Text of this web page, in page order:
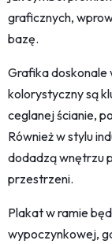
graficznych,
bazę.
Grafika doskonale
kolorystyczny są
ceglanej ścianie,
Również w stylu
dodadzą wnętrzu
przestrzeni.
Plakat w ramie
wypoczynkowej,